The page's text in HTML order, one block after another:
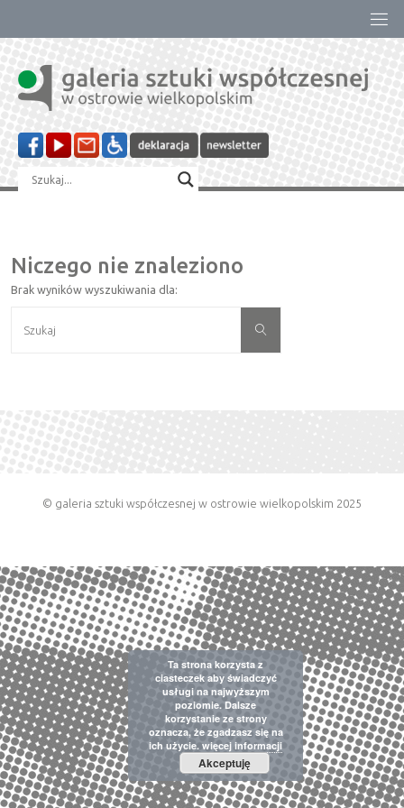
treści
Niczego nie znaleziono
Brak wyników wyszukiwania dla:
Szukaj
© galeria sztuki współczesnej w ostrowie wielkopolskim 2025
Ta strona korzysta z
ciasteczek aby świadczyć
usługi na najwyższym
poziomie. Dalsze
korzystanie ze strony
oznacza, że zgadzasz się na
ich użycie. więcej informacji
Akceptuję